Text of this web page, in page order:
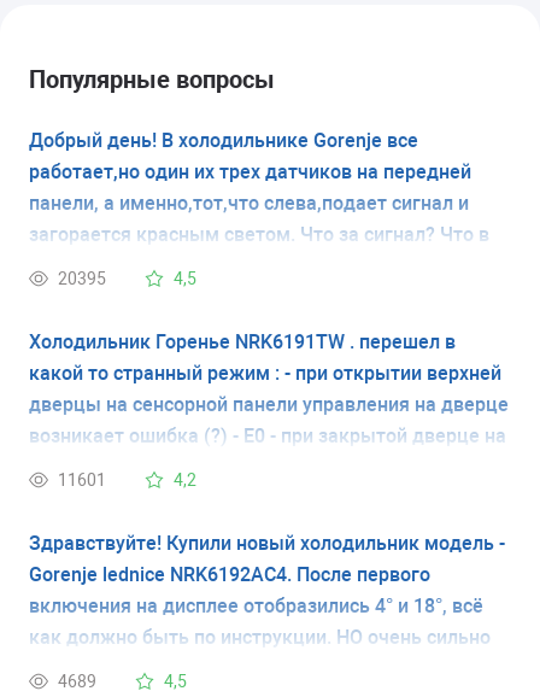
Популярные вопросы
Добрый день! В холодильнике Gorenje все
работает,но один их трех датчиков на передней
панели, а именно,тот,что слева,подает сигнал и
загорается красным светом. Что за сигнал? Что в
холодильнике не так? Спасибо заранее за ответ!
20395 4,5
Холодильник Горенье NRK6191TW . перешел в
какой то странный режим : - при открытии верхней
дверцы на сенсорной панели управления на дверце
возникает ошибка (?) - E0 - при закрытой дверце на
сенсорной панели управления на дверце
любые нажатия сенсорных "кнопок" на этой панели
выдает ошибку (?) LL то есть не дает сменить
режим ЭКо, и соответственно изменить
температуру или включить заморозку. на кнопки
выдает LL Может существует какая то комбинация
11601 4,2
Здравствуйте! Купили новый холодильник модель -
Gorenje lednice NRK6192AC4. После первого
включения на дисплее отобразились 4° и 18°, всё
как должно быть по инструкции. НО очень сильно
нагрелись боковые стенки холодильника,
4689 4,5